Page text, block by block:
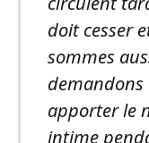
doit cesser
sommes
demandons
apporter le
intime